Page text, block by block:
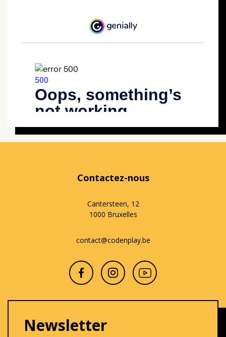
Contactez-nous
Cantersteen, 12
1000 Bruxelles
contact@codenplay.be
Newsletter